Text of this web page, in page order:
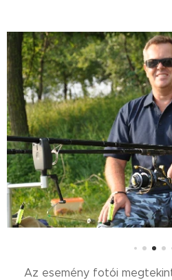
📸 Az esemény fotói